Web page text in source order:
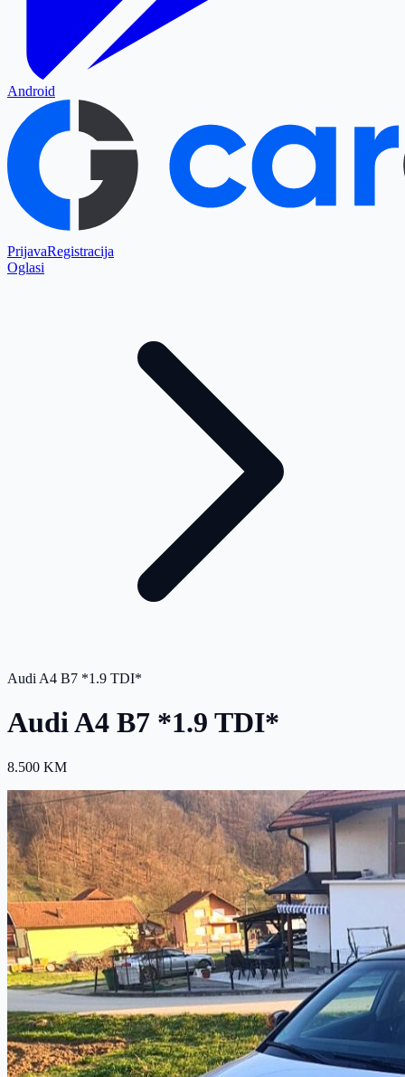
Android
PrijavaRegistracija
Oglasi
Audi A4 B7 *1.9 TDI*
Audi A4 B7 *1.9 TDI*
8.500 KM